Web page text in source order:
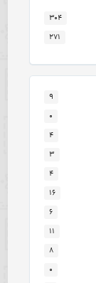
۳۰۴
۲۷۱
۹
۰
۴
۳
۴
۱۶
۶
۱۱
۸
۰